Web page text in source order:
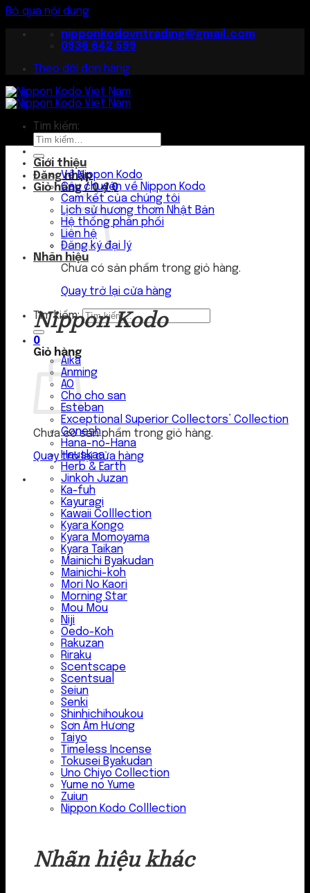
Bỏ qua nội dung
nipponkodovntrading@gmail.com
0936 642 599
Theo dõi đơn hàng
Tìm kiếm:
Đăng nhập
Giỏ hàng /0₫ 0
Chưa có sản phẩm trong giỏ hàng.
Quay trở lại cửa hàng
Tìm kiếm:
0
Giỏ hàng
Chưa có sản phẩm trong giỏ hàng.
Quay trở lại cửa hàng
Giới thiệu
Về Nippon Kodo
Câu chuyện về Nippon Kodo
Cam kết của chúng tôi
Lịch sử hương thơm Nhật Bản
Hệ thống phân phối
Liên hệ
Đăng ký đại lý
Nhãn hiệu
Nippon Kodo
Aika
Anming
AO
Cho cho san
Esteban
Exceptional Superior Collectors’ Collection
Gonesh
Hana-no-Hana
Hauskaa
Herb & Earth
Jinkoh Juzan
Ka-fuh
Kayuragi
Kawaii Colllection
Kyara Kongo
Kyara Momoyama
Kyara Taikan
Mainichi Byakudan
Mainichi-koh
Mori No Kaori
Morning Star
Mou Mou
Niji
Oedo-Koh
Rakuzan
Riraku
Scentscape
Scentsual
Seiun
Senki
Shinhichihoukou
Sơn Âm Hương
Taiyo
Timeless Incense
Tokusei Byakudan
Uno Chiyo Collection
Yume no Yume
Zuiun
Nippon Kodo Colllection
Nhãn hiệu khác